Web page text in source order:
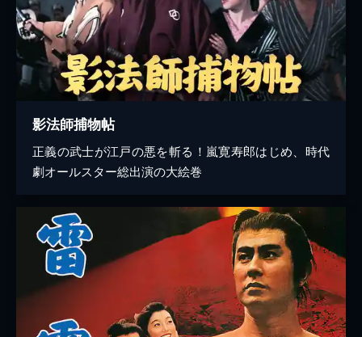
影法師捕物帖
正義の武士が江戸の悪を斬る！嵐寛寿郎はじめ、時代
劇オールスター総出演の大絵巻